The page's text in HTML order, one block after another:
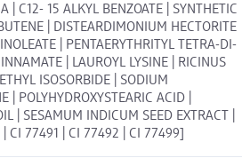
| C12- 15 ALKYL BENZOATE | SYNTHETIC
| DISTEARDIMONIUM HECTORITE
| PENTAERYTHRITYL TETRA-DI-
| LAUROYL LYSINE | RICINUS
ISOSORBIDE | SODIUM
| POLYHYDROXYSTEARIC ACID |
| SESAMUM INDICUM SEED EXTRACT |
| CI 77491 | CI 77492 | CI 77499]